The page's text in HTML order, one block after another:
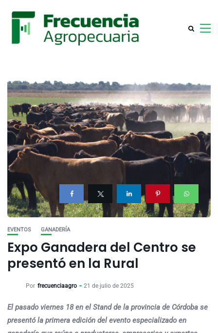
EVENTOS GANADERÍA
Expo Ganadera del Centro se
presentó en la Rural
Por frecuenciaagro 21 de julio de 2025
El pasado viernes 18 en el Stand de la provincia de Córdoba se
presentó la primera edición del evento especializado en